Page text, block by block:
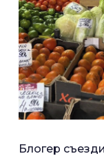
Блогер